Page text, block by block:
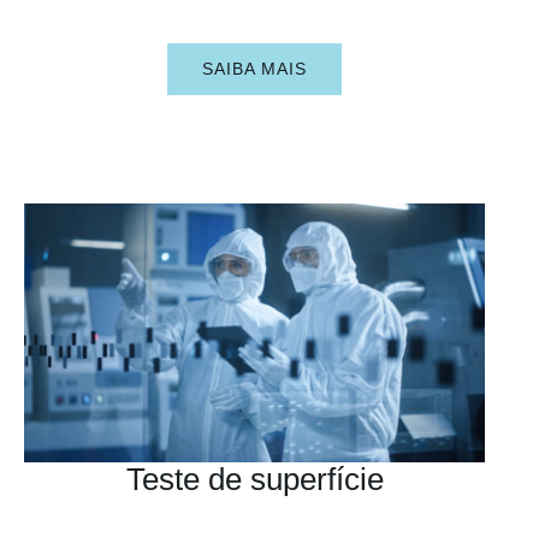
SAIBA MAIS
Teste de superfície